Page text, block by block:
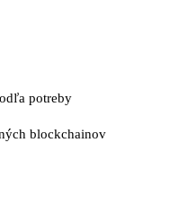
potreby
blockchainov